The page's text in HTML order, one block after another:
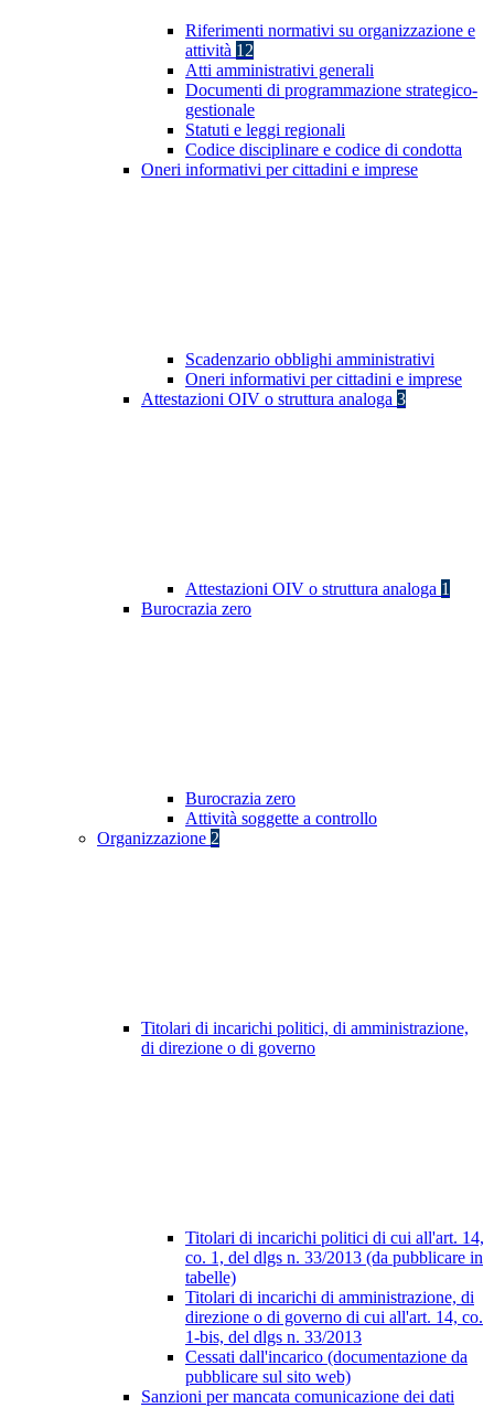
Riferimenti normativi su organizzazione e
attività 12
Atti amministrativi generali
Documenti di programmazione strategico-
gestionale
Statuti e leggi regionali
Codice disciplinare e codice di condotta
Oneri informativi per cittadini e imprese
Scadenzario obblighi amministrativi
Oneri informativi per cittadini e imprese
Attestazioni OIV o struttura analoga 3
Attestazioni OIV o struttura analoga 1
Burocrazia zero
Burocrazia zero
Attività soggette a controllo
Organizzazione 2
Titolari di incarichi politici, di amministrazione,
di direzione o di governo
Titolari di incarichi politici di cui all'art. 14,
co. 1, del dlgs n. 33/2013 (da pubblicare in
tabelle)
Titolari di incarichi di amministrazione, di
direzione o di governo di cui all'art. 14, co.
1-bis, del dlgs n. 33/2013
Cessati dall'incarico (documentazione da
pubblicare sul sito web)
Sanzioni per mancata comunicazione dei dati